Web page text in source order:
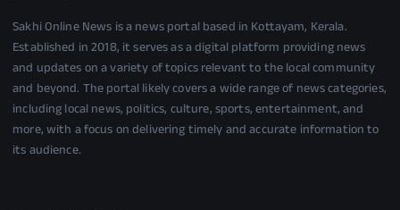
Sakhi Online News is a news portal based in Kottayam, Kerala.
Established in 2018, it serves as a digital platform providing news
and updates on a variety of topics relevant to the local community
and beyond. The portal likely covers a wide range of news categories,
including local news, politics, culture, sports, entertainment, and
more, with a focus on delivering timely and accurate information to
its audience.